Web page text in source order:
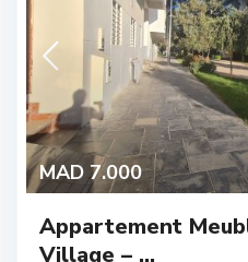
MAD 7.000
Appartement
Village – ...